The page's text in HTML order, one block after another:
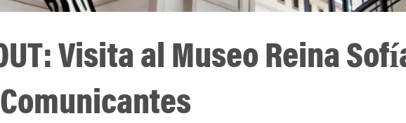
Visita al Museo Reina